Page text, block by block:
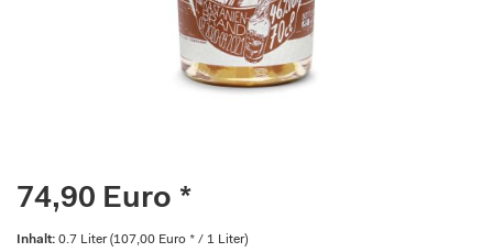
74,90 Euro *
Inhalt: 0.7 Liter (107,00 Euro * / 1 Liter)